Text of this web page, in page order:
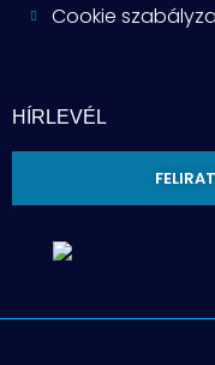
Cookie
HÍRLEVÉL